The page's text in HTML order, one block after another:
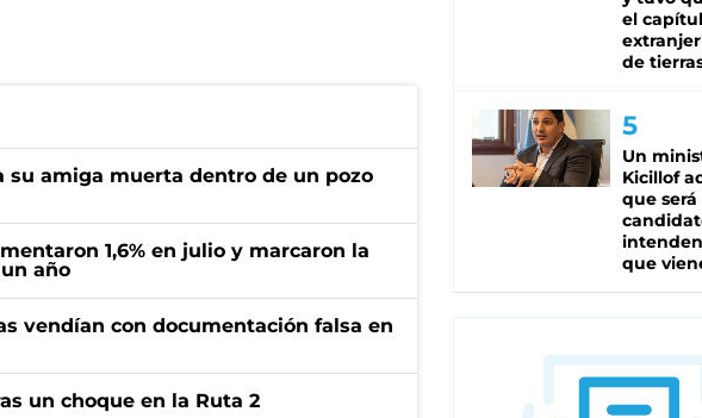
su amiga muerta dentro de un pozo
1,6% en julio y marcaron la
año
vendían con documentación falsa en
un choque en la Ruta 2
el
de
Un
Kicillof
que será
que